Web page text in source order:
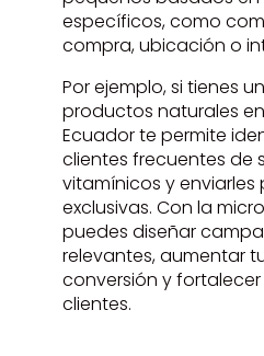
específicos, como
compra, ubicación o
Por ejemplo, si tienes
productos naturales en
Ecuador te permite
clientes frecuentes de
vitamínicos y enviarles
exclusivas. Con la
puedes diseñar
relevantes, aumentar
conversión y
clientes.